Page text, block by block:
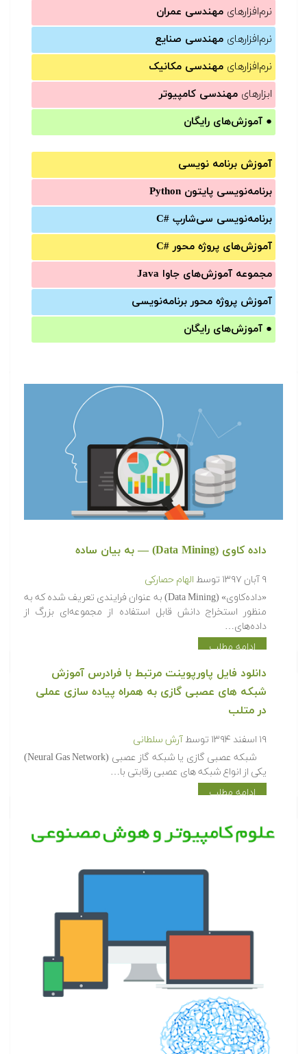
نرم‌افزارهای مهندسی عمران
نرم‌افزارهای مهندسی صنایع
نرم‌افزارهای مهندسی مکانیک
ابزارهای مهندسی کامپیوتر
● آموزش‌های رایگان
آموزش برنامه نویسی
برنامه‌نویسی پایتون Python
برنامه‌‌نویسی سی‌شارپ C#‎
آموزش‌های پروژه محور #C
مجموعه آموزش‌های جاوا Java
آموزش‌ پروژه محور برنامه‌نویسی
● آموزش‌های رایگان
داده کاوی (Data Mining) — به بیان ساده
۹ آبان ۱۳۹۷ توسط الهام حصارکی
«داده‌کاوی» (Data Mining) به عنوان فرایندی تعریف شده که به
منظور استخراج دانش قابل استفاده از مجموعه‌ای بزرگ از
داده‌های…
ادامه مطلب
دانلود فایل پاورپوینت مرتبط با فرادرس آموزش
شبکه های عصبی گازی به همراه پیاده سازی عملی
در متلب
۱۹ اسفند ۱۳۹۴ توسط آرش سلطانی
شبکه عصبی گازی یا شبکه گاز عصبی (Neural Gas Network)
یکی از انواع شبکه های عصبی رقابتی با…
ادامه مطلب